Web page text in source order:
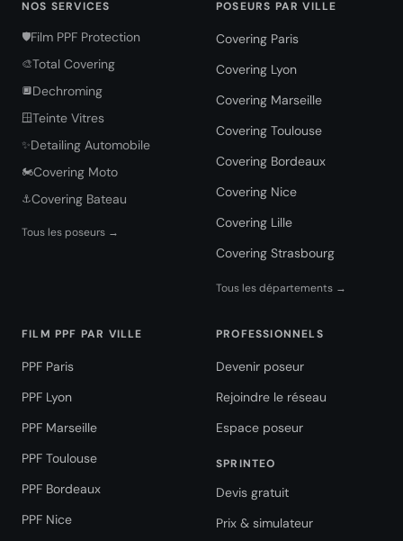
NOS SERVICES
🛡️Film PPF Protection
🎨Total Covering
🔲Dechroming
🪟Teinte Vitres
✨Detailing Automobile
🏍️Covering Moto
⚓Covering Bateau
Tous les poseurs →
POSEURS PAR VILLE
Covering Paris
Covering Lyon
Covering Marseille
Covering Toulouse
Covering Bordeaux
Covering Nice
Covering Lille
Covering Strasbourg
Tous les départements →
FILM PPF PAR VILLE
PPF Paris
PPF Lyon
PPF Marseille
PPF Toulouse
PPF Bordeaux
PPF Nice
PROFESSIONNELS
Devenir poseur
Rejoindre le réseau
Espace poseur
SPRINTEO
Devis gratuit
Prix & simulateur